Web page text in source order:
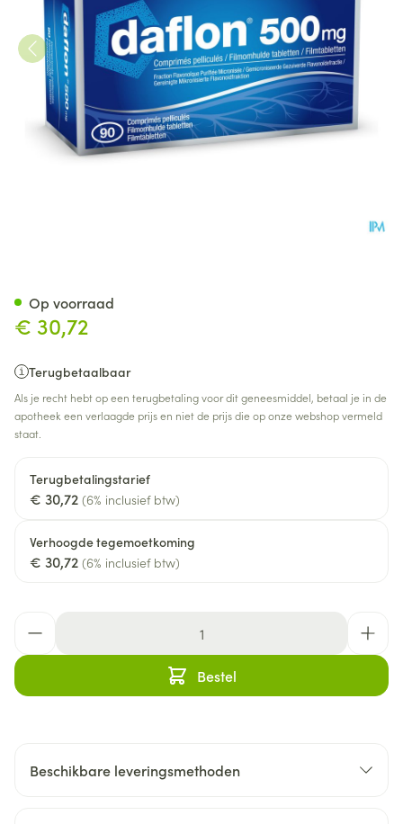
€ 30,72
Terugbetaalbaar
Als je recht hebt op een terugbetaling voor dit geneesmiddel, betaal je in de
apotheek een verlaagde prijs en niet de prijs die op onze webshop vermeld
staat.
Terugbetalingstarief
€ 30,72 (6% inclusief btw)
Verhoogde tegemoetkoming
€ 30,72 (6% inclusief btw)
Bestel
Op voorraad
Beschikbare leveringsmethoden